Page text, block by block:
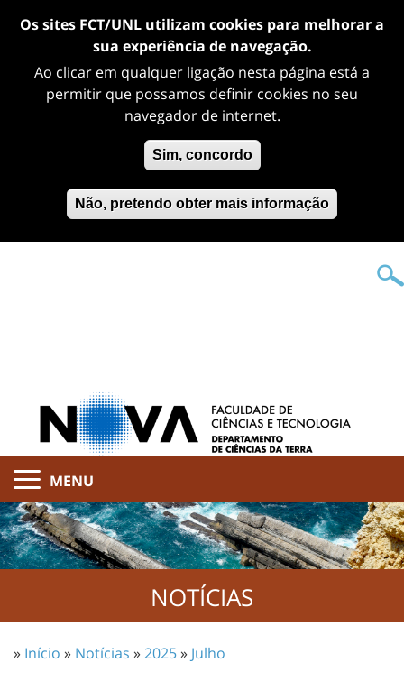
Os sites FCT/UNL utilizam cookies para melhorar a
sua experiência de navegação.
Ao clicar em qualquer ligação nesta página está a
permitir que possamos definir cookies no seu
navegador de internet.
Sim, concordo
Não, pretendo obter mais informação
MENU
NOTÍCIAS
» Início » Notícias »2025» Julho